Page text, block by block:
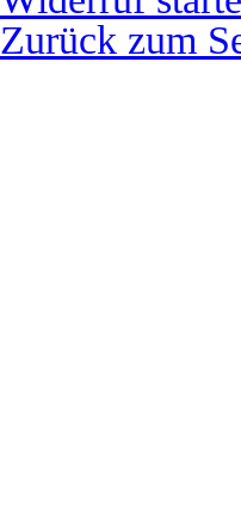
Zurück zum